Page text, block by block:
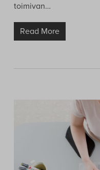
toimivan…
Read More